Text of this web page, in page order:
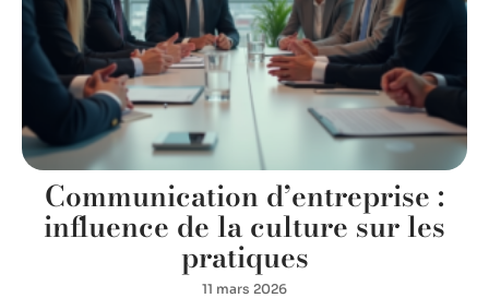
Communication d’entreprise :
influence de la culture sur les
pratiques
11 mars 2026